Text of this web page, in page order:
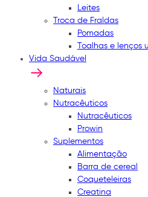
Leites
Troca de Fraldas
Pomadas
Toalhas e lenços
Vida Saudável
Naturais
Nutracêuticos
Nutracêuticos
Prowin
Suplementos
Alimentação
Barra de cereal
Coqueteleiras
Creatina